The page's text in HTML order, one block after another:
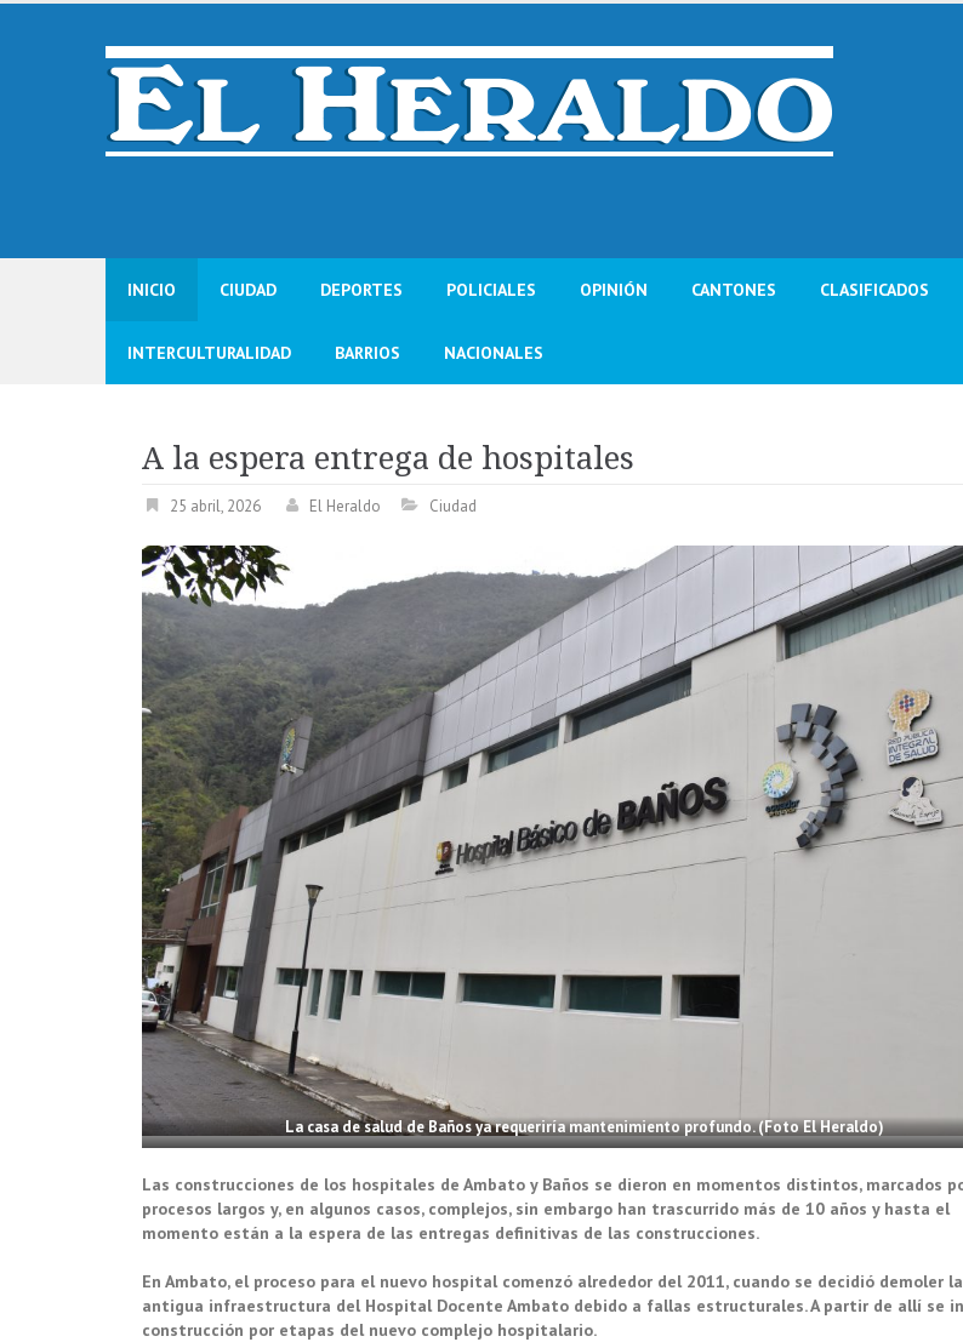
Skip
INICIO CIUDAD DEPORTES POLICIALES OPINIÓN CANTONES CLASIFICADOS
INTERCULTURALIDAD BARRIOS NACIONALES
A la espera entrega de hospitales
25 abril, 2026 El Heraldo Ciudad
La casa de salud de Baños ya requeriría mantenimiento profundo. (Foto El Heraldo)
Las construcciones de los hospitales de Ambato y Baños se dieron en momentos distintos, marcados
procesos largos y, en algunos casos, complejos, sin embargo han trascurrido más de 10 años y hasta el
momento están a la espera de las entregas definitivas de las construcciones.
En Ambato, el proceso para el nuevo hospital comenzó alrededor del 2011, cuando se decidió demoler la
antigua infraestructura del Hospital Docente Ambato debido a fallas estructurales. A partir de allí se
construcción por etapas del nuevo complejo hospitalario.